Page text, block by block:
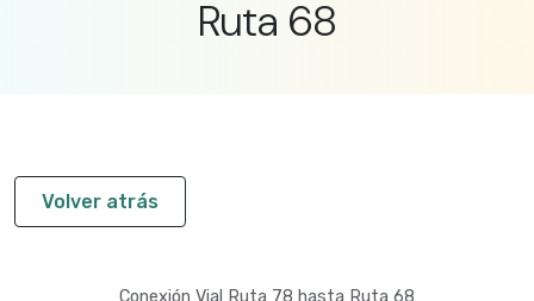
Ruta 68
Volver atrás
Conexión Vial Ruta 78 hasta Ruta 68